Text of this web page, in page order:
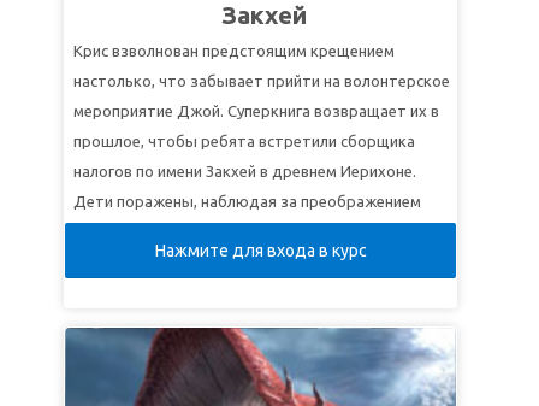
Закхей
Крис взволнован предстоящим крещением
настолько, что забывает прийти на волонтерское
мероприятие Джой. Суперкнига возвращает их в
прошлое, чтобы ребята встретили сборщика
налогов по имени Закхей в древнем Иерихоне.
Дети поражены, наблюдая за преображением
встречает Иисуса. Джой видит, что Иисус пришел
принять Иисуса как своего Спасителя, как это
сделал Закхей, и начинает понимать, почему Крис
Нажмите для входа в курс